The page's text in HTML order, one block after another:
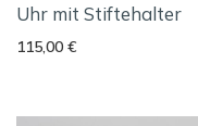
Uhr mit Stiftehalter
115,00 €